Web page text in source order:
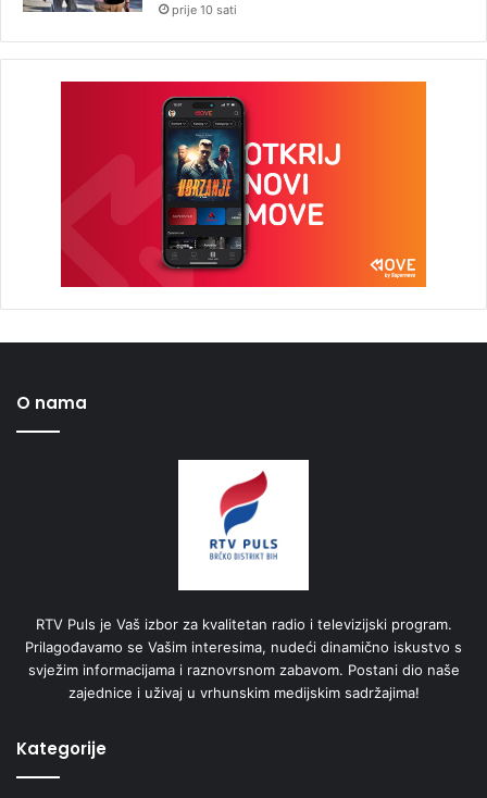
prije 10 sati
O nama
RTV Puls je Vaš izbor za kvalitetan radio i televizijski program.
Prilagođavamo se Vašim interesima, nudeći dinamično iskustvo s
svježim informacijama i raznovrsnom zabavom. Postani dio naše
zajednice i uživaj u vrhunskim medijskim sadržajima!
Kategorije